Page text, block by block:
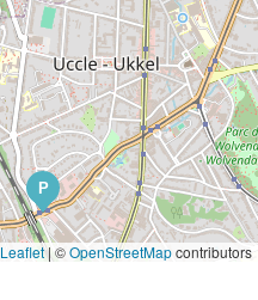
P
Leaflet|©OpenStreetMapcontributors